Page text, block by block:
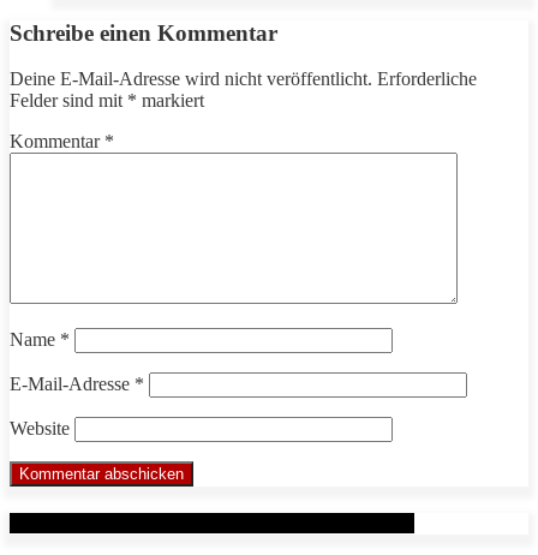
Schreibe einen Kommentar
Deine E-Mail-Adresse wird nicht veröffentlicht. Erforderliche
Felder sind mit * markiert
Kommentar *
Name *
E-Mail-Adresse *
Website